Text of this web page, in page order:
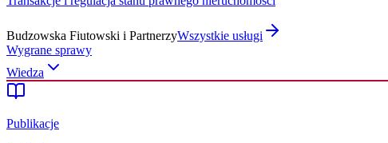
Budzowska Fiutowski i PartnerzyWszystkie usługi
Wygrane sprawy
Wiedza
Publikacje